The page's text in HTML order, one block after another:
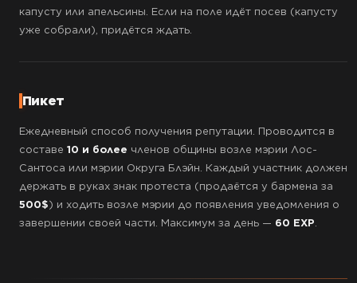
капусту или апельсины. Если на поле идёт посев (капусту
уже собрали), придётся ждать.
Пикет
Ежедневный способ получения репутации. Проводится в
составе 10 и более членов общины возле мэрии Лос-
Сантоса или мэрии Округа Блэйн. Каждый участник должен
держать в руках знак протеста (продаётся у бармена за
500$) и ходить возле мэрии до появления уведомления о
завершении своей части. Максимум за день — 60 EXP.